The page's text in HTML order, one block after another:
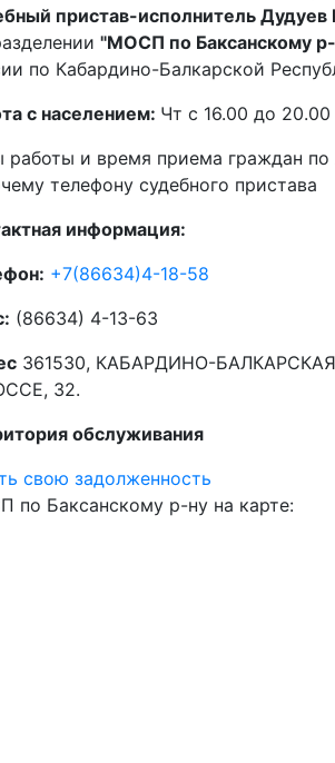
пристав-исполнитель Дудуев
"МОСП по Баксанскому
по Кабардино-Балкарской
с населением: Чт с 16.00 до
работы и время приема граждан
телефону судебного пристава
информация:
+7(86634)4-18-58
(86634) 4-13-63
361530, КАБАРДИНО-
32.
обслуживания
свою задолженность
по Баксанскому р-ну на карте: